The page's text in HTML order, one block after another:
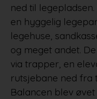
ned til
en hyggelig
legehuse,
og meget andet.
via trapper, en
rutsjebane ned fra
Balancen blev